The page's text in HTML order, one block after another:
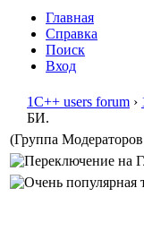
Главная
Справка
Поиск
Вход
1С++ users forum ›
БИ.
(Группа